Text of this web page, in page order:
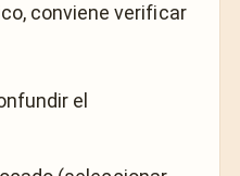
conviene verificar
el